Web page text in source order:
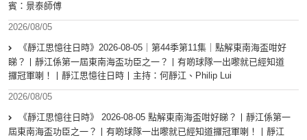
賓：景泰師傅
2026/08/05
《靜江思憶往日時》2026-08-05｜第44季第11集｜點解東南海盃咁好
睇？丨靜江係第一屆東南海盃功臣之一？丨有啲球隊一出嚟就已經知道
攞冠軍喇！丨靜江思憶往日時丨主持：何靜江、Philip Lui
2026/08/05
《靜江思憶往日時》 2026-08-05 點解東南海盃咁好睇？丨靜江係第一
屆東南海盃功臣之一？丨有啲球隊一出嚟就已經知道攞冠軍喇！丨靜江